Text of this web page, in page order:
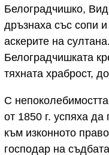
Белоградчишко,
дръзнаха със сопи
аскерите на
Белоградчишката
тяхната храброст,
С
от 1850 г. успяха
към изконното
господар на